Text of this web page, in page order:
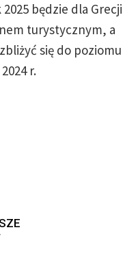
będzie dla Grecji
turystycznym, a
się do poziomu
r.